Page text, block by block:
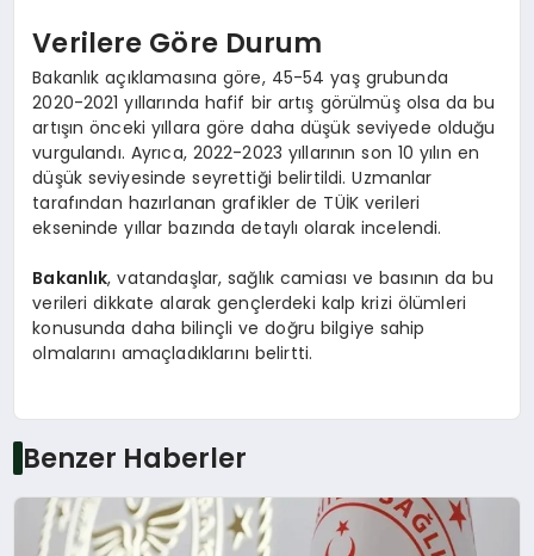
Verilere Göre Durum
Bakanlık açıklamasına göre, 45-54 yaş grubunda
2020-2021 yıllarında hafif bir artış görülmüş olsa da bu
artışın önceki yıllara göre daha düşük seviyede olduğu
vurgulandı. Ayrıca, 2022-2023 yıllarının son 10 yılın en
düşük seviyesinde seyrettiği belirtildi. Uzmanlar
tarafından hazırlanan grafikler de TÜİK verileri
ekseninde yıllar bazında detaylı olarak incelendi.
Bakanlık, vatandaşlar, sağlık camiası ve basının da bu
verileri dikkate alarak gençlerdeki kalp krizi ölümleri
konusunda daha bilinçli ve doğru bilgiye sahip
olmalarını amaçladıklarını belirtti.
Benzer Haberler